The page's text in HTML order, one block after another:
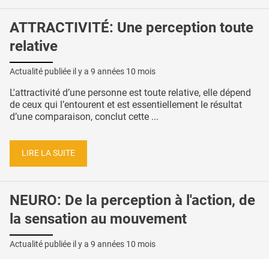
ATTRACTIVITÉ: Une perception toute
relative
Actualité publiée il y a 9 années 10 mois
L'attractivité d’une personne est toute relative, elle dépend
de ceux qui l’entourent et est essentiellement le résultat
d’une comparaison, conclut cette ...
LIRE LA SUITE
NEURO: De la perception à l'action, de
la sensation au mouvement
Actualité publiée il y a 9 années 10 mois